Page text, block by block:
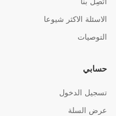
الاسئلة الاكثر شيوعا
التوصيات
حسابي
تسجيل الدخول
عرض السلة